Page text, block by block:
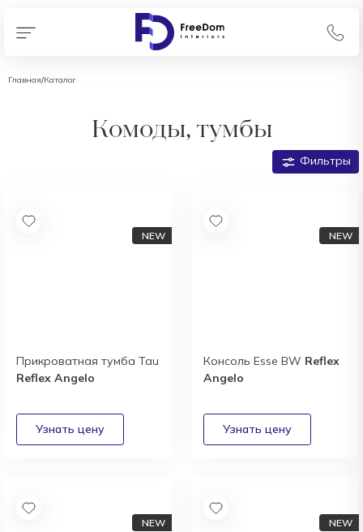
Главная/Каталог
Комоды, тумбы
Фильтры
Прикроватная тумба Tau
Reflex Angelo
Консоль Esse BW Reflex
Angelo